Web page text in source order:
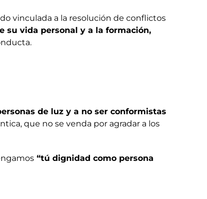
vinculada a la resolución de conflictos
su vida personal y a la formación,
de luz y a no ser conformistas
que no se venda por agradar a los
“tú dignidad como persona